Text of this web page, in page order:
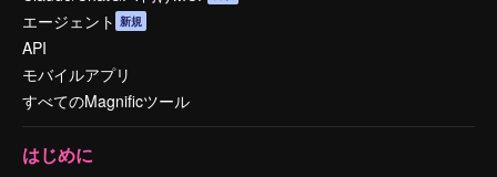
エージェント 新規
API
モバイルアプリ
すべてのMagnificツール
はじめに